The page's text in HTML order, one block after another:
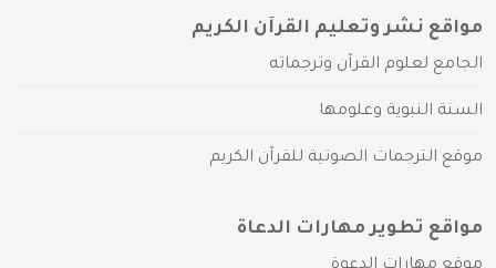
مواقع نشر وتعليم القرآن الكريم
الجامع لعلوم القرآن وترجماته
السنة النبوية وعلومها
موقع الترجمات الصوتية للقرآن الكريم
مواقع تطوير مهارات الدعاة